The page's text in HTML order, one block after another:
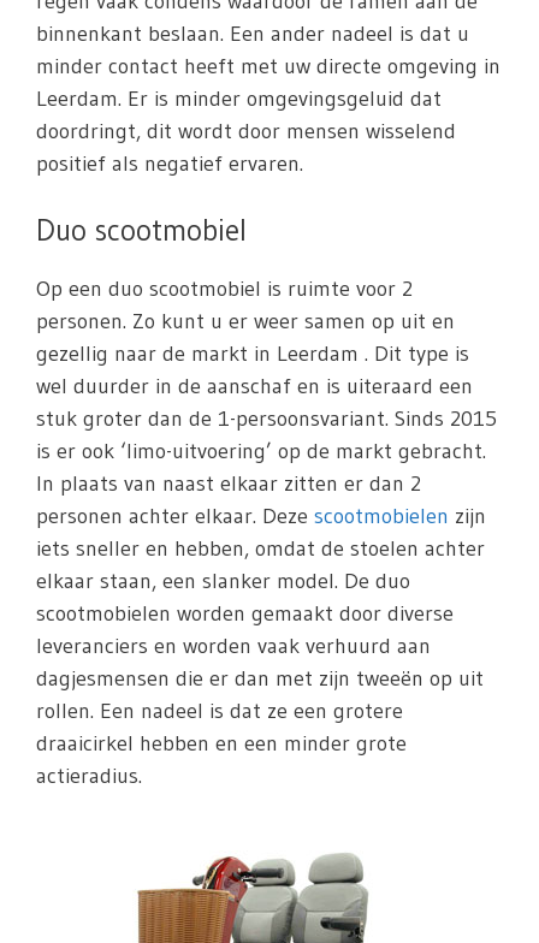
binnenkant beslaan. Een ander nadeel is dat u
minder contact heeft met uw directe omgeving in
Leerdam. Er is minder omgevingsgeluid dat
doordringt, dit wordt door mensen wisselend
positief als negatief ervaren.
Duo scootmobiel
Op een duo scootmobiel is ruimte voor 2
personen. Zo kunt u er weer samen op uit en
gezellig naar de markt in Leerdam . Dit type is
wel duurder in de aanschaf en is uiteraard een
stuk groter dan de 1-persoonsvariant. Sinds 2015
is er ook ‘limo-uitvoering’ op de markt gebracht.
In plaats van naast elkaar zitten er dan 2
personen achter elkaar. Deze scootmobielen zijn
iets sneller en hebben, omdat de stoelen achter
elkaar staan, een slanker model. De duo
scootmobielen worden gemaakt door diverse
leveranciers en worden vaak verhuurd aan
dagjesmensen die er dan met zijn tweeën op uit
rollen. Een nadeel is dat ze een grotere
draaicirkel hebben en een minder grote
actieradius.